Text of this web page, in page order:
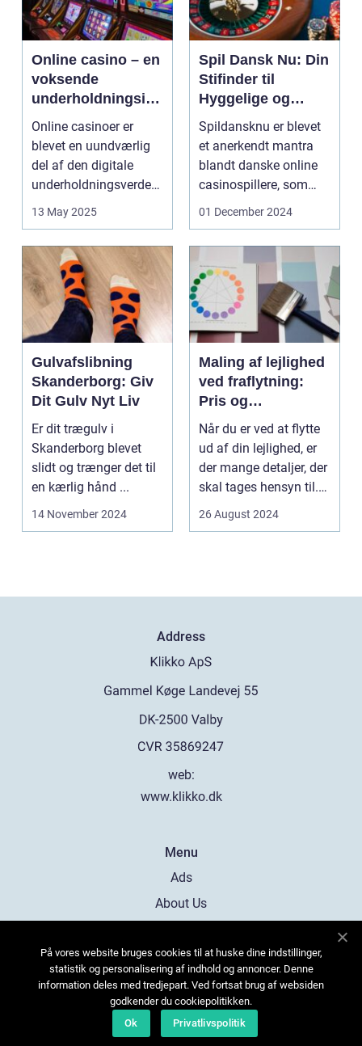
Online casino – en
voksende
underholdningsind
ustri
Online casinoer er
blevet en uundværlig
del af den digitale
underholdningsverden.
Med den stad...
13 May 2025
Spil Dansk Nu: Din
Stifinder til
Hyggelige og
Underholdende
Online Casinoer
Spildansknu er blevet
et anerkendt mantra
blandt danske online
casinospillere, som
søger unde...
01 December 2024
Gulvafslibning
Skanderborg: Giv
Dit Gulv Nyt Liv
Er dit trægulv i
Skanderborg blevet
slidt og trænger det til
en kærlig hånd ...
14 November 2024
Maling af lejlighed
ved fraflytning:
Pris og
overvejelser
Når du er ved at flytte
ud af din lejlighed, er
der mange detaljer, der
skal tages hensyn til.
En af...
26 August 2024
Address
web:
www.klikko.dk
Menu
Ads
About Us
Contact
Sitemap
På vores website bruges cookies til at huske dine indstillinger,
statistik og personalisering af indhold og annoncer. Denne
information deles med tredjepart. Ved fortsat brug af websiden
godkender du cookiepolitikken.
Ok
Privatlivspolitik